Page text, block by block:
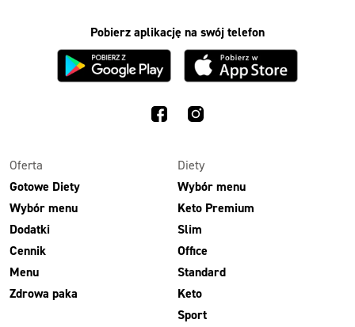
Pobierz aplikację na swój telefon
Oferta
Gotowe Diety
Wybór menu
Dodatki
Cennik
Menu
Zdrowa paka
Diety
Wybór menu
Keto Premium
Slim
Office
Standard
Keto
Sport